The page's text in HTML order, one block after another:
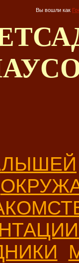
Вы вошли как